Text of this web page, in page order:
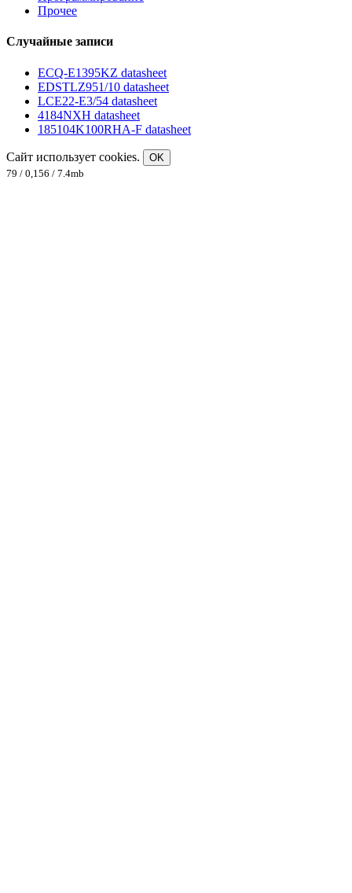
Прочее
Случайные записи
ECQ-E1395KZ datasheet
EDSTLZ951/10 datasheet
LCE22-E3/54 datasheet
4184NXH datasheet
185104K100RHA-F datasheet
Сайт использует cookies.
OK
79 / 0,156 / 7.4mb